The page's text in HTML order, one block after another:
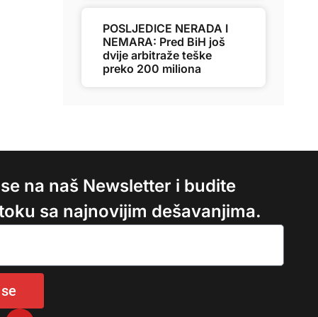
POSLJEDICE NERADA I
NEMARA: Pred BiH još
dvije arbitraže teške
preko 200 miliona
na naš Newsletter i budite
sa najnovijim dešavanjima.